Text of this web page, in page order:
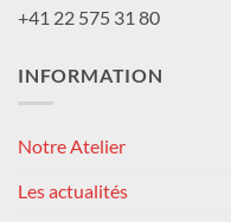
+41 22 575 31 80
INFORMATION
Notre Atelier
Les actualités